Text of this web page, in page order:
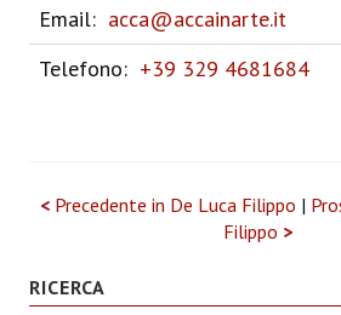
Email: acca@accainarte.it
Telefono: +39 329 4681684
< Precedente in De Luca Filippo |
Filippo >
RICERCA